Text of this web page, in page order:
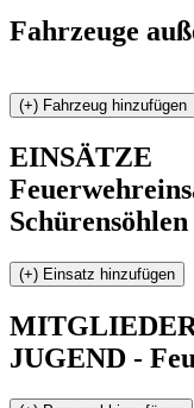
Fahrzeuge
EINSÄTZE
Schürensöhlen
JUGEND -